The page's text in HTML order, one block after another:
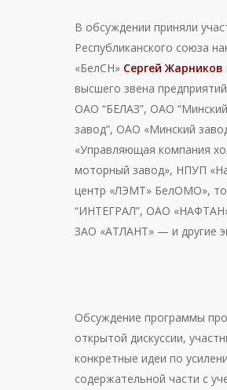
В обсуждении приняли
Республиканского союза
«БелСН» Сергей Жарников
высшего звена
ОАО “БЕЛАЗ”, ОАО
завод”, ОАО «Минский
«Управляющая компания
моторный завод», НПУП
центр «ЛЭМТ» БелОМО»,
“ИНТЕГРАЛ”, ОАО
ЗАО «АТЛАНТ» — и другие
Обсуждение программы
открытой дискуссии,
конкретные идеи по
содержательной части с